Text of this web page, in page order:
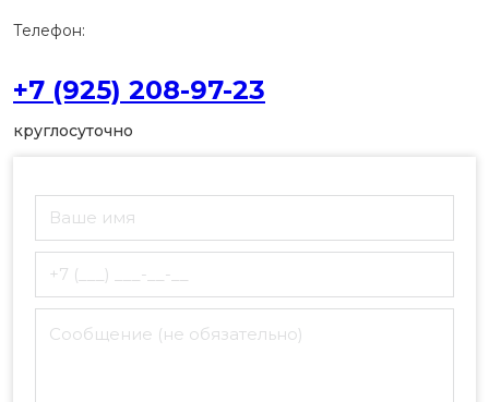
Телефон:
+7 (925) 208-97-23
круглосуточно